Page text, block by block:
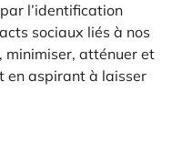
l’identification
sociaux liés à nos
minimiser, atténuer et
en aspirant à laisser